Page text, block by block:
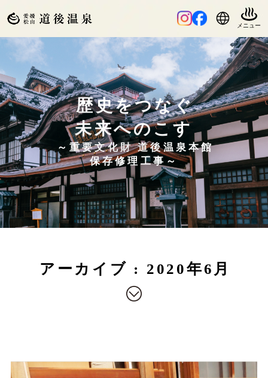
歴史をつなぐ
未来へのこす
～重要文化財 道後温泉本館
保存修理工事～
アーカイブ : 2020年6月